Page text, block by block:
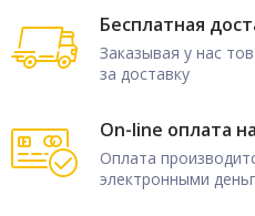
Бесплатная
Заказывая у нас
за доставку
On-line оплата
Оплата
электронными